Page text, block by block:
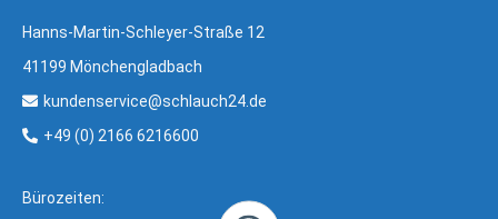
Hanns-Martin-Schleyer-Straße 12
41199 Mönchengladbach
kundenservice@schlauch24.de
+49 (0) 2166 6216600
Bürozeiten: